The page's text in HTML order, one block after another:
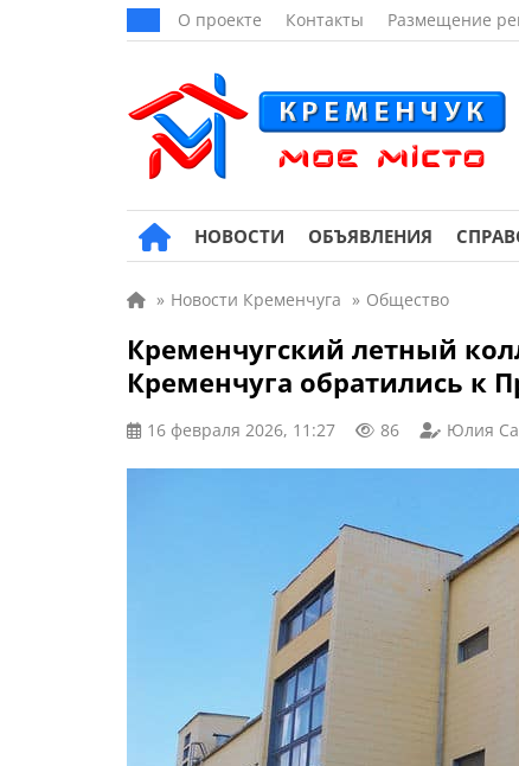
О проекте Контакты Размещение
НОВОСТИ ОБЪЯВЛЕНИЯ
» Новости Кременчуга » Общество
Кременчугский летный
Кременчуга обратились к
16 февраля 2026, 11:27 86 Юлия